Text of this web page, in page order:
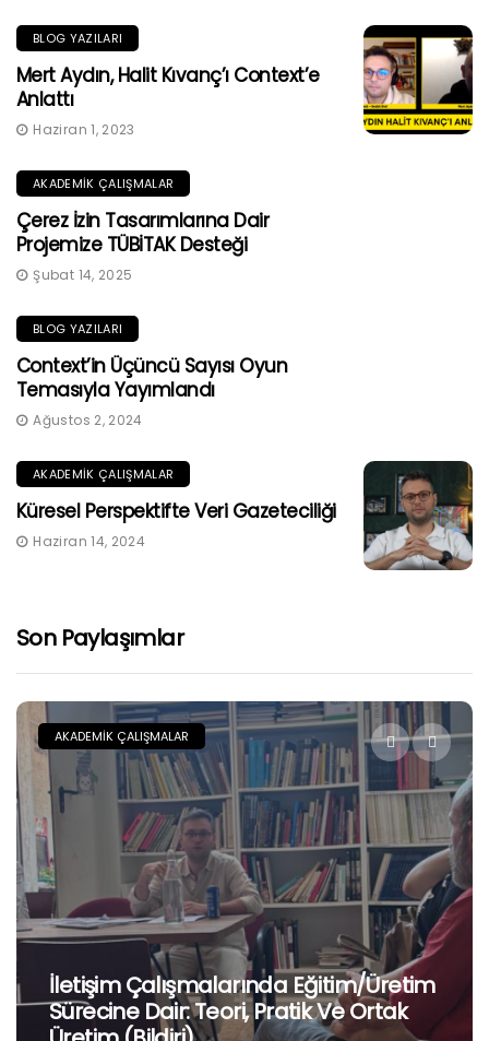
BLOG YAZILARI
Mert Aydın, Halit Kıvanç’ı Context’e
Anlattı
Haziran 1, 2023
AKADEMIK ÇALIŞMALAR
Çerez İzin Tasarımlarına Dair
Projemize TÜBİTAK Desteği
Şubat 14, 2025
BLOG YAZILARI
Context’in Üçüncü Sayısı Oyun
Temasıyla Yayımlandı
Ağustos 2, 2024
AKADEMIK ÇALIŞMALAR
Küresel Perspektifte Veri Gazeteciliği
Haziran 14, 2024
Son Paylaşımlar
AKADEMIK ÇALIŞMALAR
İletişim Çalışmalarında Eğitim/Üretim
Sürecine Dair: Teori, Pratik Ve Ortak